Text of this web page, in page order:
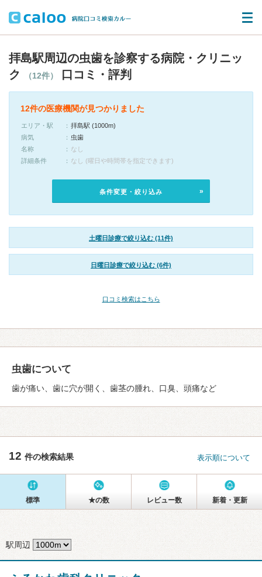
拝島駅周辺の虫歯を診察する病院・クリニッ
ク
（12件） 口コミ・評判
12件の医療機関が見つかりました
エリア・駅
拝島駅 (1000m)
病気
虫歯
名称
なし
詳細条件
なし (曜日や時間帯を指定できます)
条件変更・絞り込み
土曜日診療で絞り込む (11件)
日曜日診療で絞り込む (6件)
口コミ検索はこちら
虫歯について
歯が痛い、歯に穴が開く、歯茎の腫れ、口臭、頭痛など
12 件の検索結果 表示順について
標準 ★の数 レビュー数 新着・更新
駅周辺